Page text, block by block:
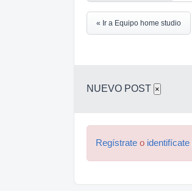
« Ir a Equipo home studio
NUEVO POST ×
Regístrate o identifícate